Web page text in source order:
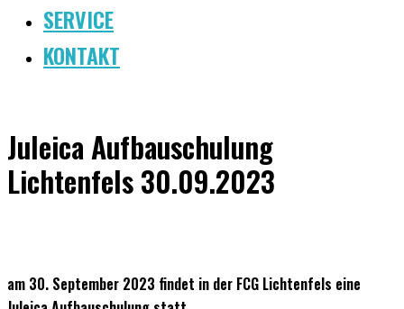
SERVICE
KONTAKT
Juleica Aufbauschulung
Lichtenfels 30.09.2023
am 30. September 2023 findet in der FCG Lichtenfels eine